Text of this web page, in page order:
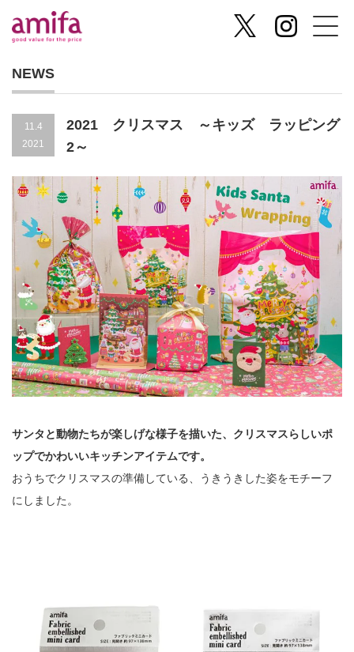
NEWS
11.4
2021
2021 クリスマス ～キッズ ラッピング
2～
サンタと動物たちが楽しげな様子を描いた、クリスマスらしいポ
ップでかわいいキッチンアイテムです。
おうちでクリスマスの準備している、うきうきした姿をモチーフ
にしました。